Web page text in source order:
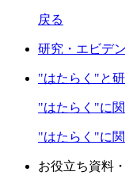
戻る
研究・エビデ
"はたらく"と
"はたらく"に
"はたらく"に
お役立ち資料